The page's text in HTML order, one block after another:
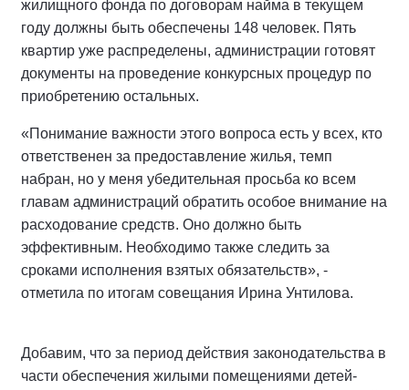
жилищного фонда по договорам найма в текущем
году должны быть обеспечены 148 человек. Пять
квартир уже распределены, администрации готовят
документы на проведение конкурсных процедур по
приобретению остальных.
«Понимание важности этого вопроса есть у всех, кто
ответственен за предоставление жилья, темп
набран, но у меня убедительная просьба ко всем
главам администраций обратить особое внимание на
расходование средств. Оно должно быть
эффективным. Необходимо также следить за
сроками исполнения взятых обязательств», -
отметила по итогам совещания Ирина Унтилова.
Добавим, что за период действия законодательства в
части обеспечения жилыми помещениями детей-